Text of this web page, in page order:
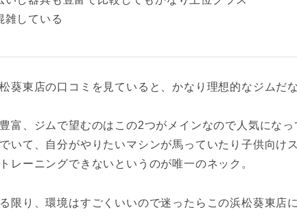
雑している
葵東店の口コミを見ていると、かなり理想的なジムだ
富、ジムで望むのはこの2つがメインなので人気にな
いて、自分がやりたいマシンが馬っていたり子供向
レーニングできないというのが唯一のネック。
限り、環境はすごくいいので迷ったらこの浜松葵東店